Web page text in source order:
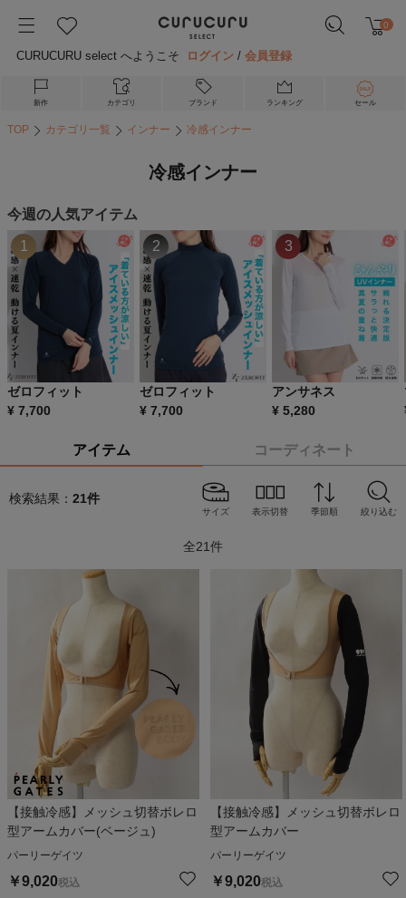
0
CURUCURU select へようこそ ログイン /会員登録
新作 カテゴリ ブランド ランキング セール
TOP カテゴリ一覧 インナー 冷感インナー
冷感インナー
今週の人気アイテム
ゼロフィット
¥ 7,700
1
ゼロフィット
¥ 7,700
2
アンサネス
¥ 5,280
3
アイテム コーディネート
検索結果： 21件
サイズ 表示切替 季節順 絞り込む
全21件
【接触冷感】メッシュ切替ボレロ
型アームカバー(ベージュ)
パーリーゲイツ
￥9,020税込
【接触冷感】メッシュ切替ボレロ
型アームカバー
パーリーゲイツ
￥9,020税込